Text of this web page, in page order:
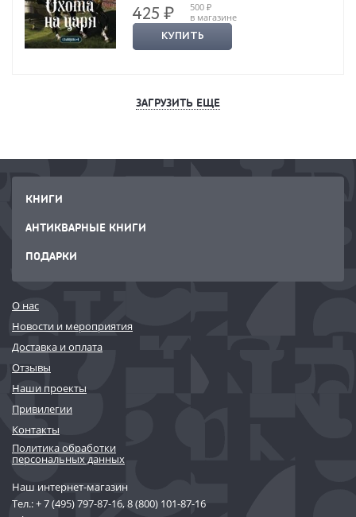
425 ₽
500 ₽
в магазине
КУПИТЬ
ЗАГРУЗИТЬ ЕЩЕ
КНИГИ
АНТИКВАРНЫЕ КНИГИ
ПОДАРКИ
О нас
Новости и мероприятия
Доставка и оплата
Отзывы
Наши проекты
Привилегии
Контакты
Политика обработки
персональных данных
Наш интернет-магазин
Тел.:+ 7 (495) 797-87-16,8 (800) 101-87-16